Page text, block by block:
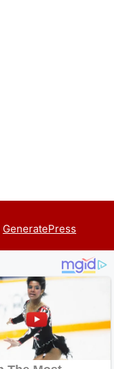
GeneratePress